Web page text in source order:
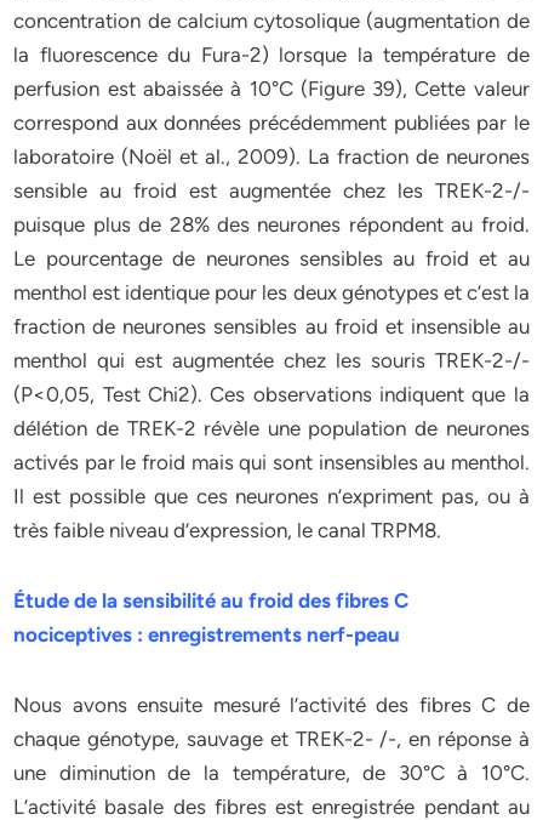
concentration de calcium cytosolique (augmentation de
la fluorescence du Fura-2) lorsque la température de
perfusion est abaissée à 10°C (Figure 39), Cette valeur
correspond aux données précédemment publiées par le
laboratoire (Noël et al., 2009). La fraction de neurones
sensible au froid est augmentée chez les TREK-2-/-
puisque plus de 28% des neurones répondent au froid.
Le pourcentage de neurones sensibles au froid et au
menthol est identique pour les deux génotypes et c’est la
fraction de neurones sensibles au froid et insensible au
menthol qui est augmentée chez les souris TREK-2-/-
(P<0,05, Test Chi2). Ces observations indiquent que la
délétion de TREK-2 révèle une population de neurones
activés par le froid mais qui sont insensibles au menthol.
Il est possible que ces neurones n’expriment pas, ou à
très faible niveau d’expression, le canal TRPM8.
Étude de la sensibilité au froid des fibres C
nociceptives : enregistrements nerf-peau
Nous avons ensuite mesuré l’activité des fibres C de
chaque génotype, sauvage et TREK-2- /-, en réponse à
une diminution de la température, de 30°C à 10°C.
L’activité basale des fibres est enregistrée pendant au